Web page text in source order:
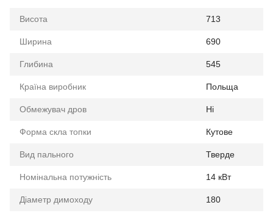
Висота 713
Ширина 690
Глибина 545
Країна виробник Польща
Обмежувач дров Ні
Форма скла топки Кутове
Вид пального Тверде
Номінальна потужність 14 кВт
Діаметр димоходу 180